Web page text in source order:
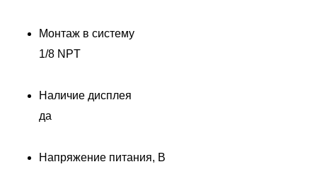
Монтаж в систему
1/8 NPT
Наличие дисплея
да
Напряжение питания, В